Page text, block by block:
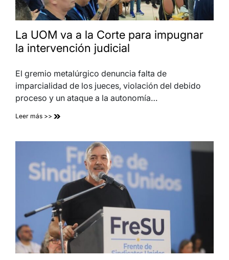
La UOM va a la Corte para impugnar
la intervención judicial
El gremio metalúrgico denuncia falta de
imparcialidad de los jueces, violación del debido
proceso y un ataque a la autonomía…
Leer más >>